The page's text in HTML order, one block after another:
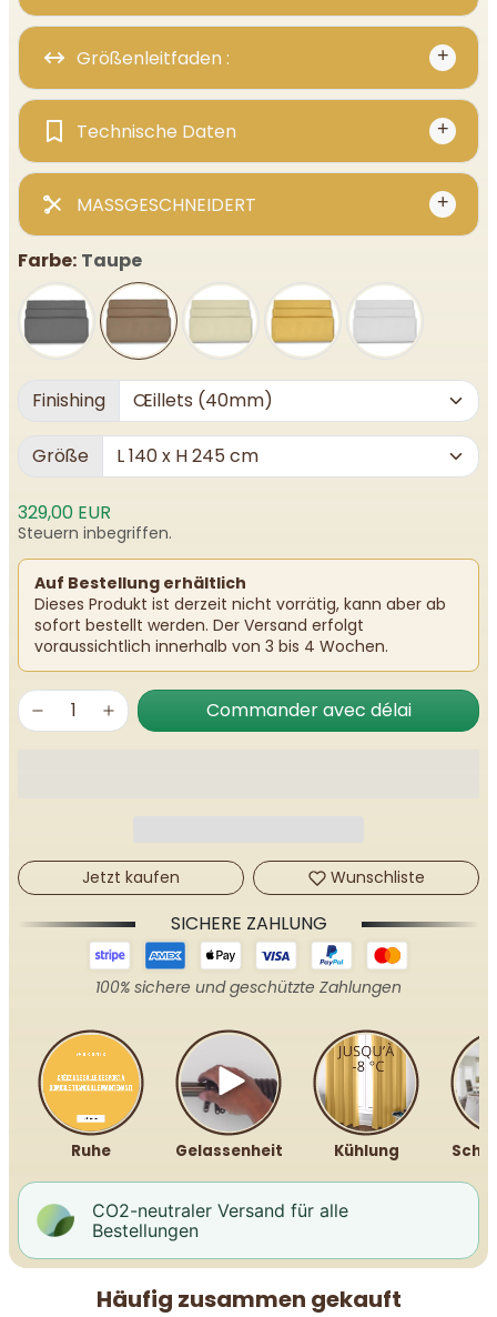
Größenleitfaden :
Technische Daten
MASSGESCHNEIDERT
Farbe: Taupe
Finishing
Größe
329,00 EUR
Steuern inbegriffen.
Auf Bestellung erhältlich
Dieses Produkt ist derzeit nicht vorrätig, kann aber ab
sofort bestellt werden. Der Versand erfolgt
voraussichtlich innerhalb von 3 bis 4 Wochen.
Commander avec délai
Jetzt kaufen Wunschliste
SICHERE ZAHLUNG
100% sichere und geschützte Zahlungen
Ruhe Gelassenheit Kühlung
CO2-neutraler Versand für alle
Bestellungen
Häufig zusammen gekauft